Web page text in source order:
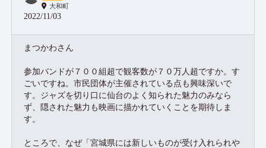
大和町
2022/11/03
まつかわさん
参加バンドが７００組超で観客数が７０万人超ですか。す
ごいですね。市民団体が主催されている点も興味深いで
す。ジャズを切り口に仙台のよく知られた魅力のみなら
ず、隠された魅力も映画に描かれていくことを期待しま
す。
ところで、なぜ「宮城県には新しいものが受け入れられや